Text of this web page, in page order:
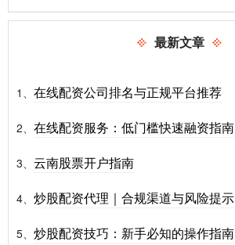
最新文章
1、 在线配资公司排名与正规平台推荐
2、 在线配资服务：低门槛快速融资指南
3、 云南股票开户指南
4、 炒股配资代理｜合规渠道与风险提示
5、 炒股配资技巧：新手必知的操作指南